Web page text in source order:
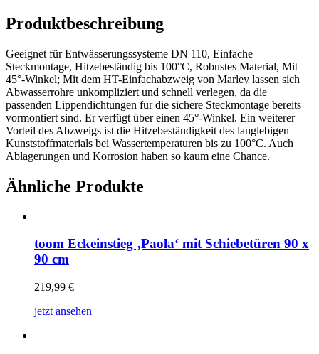
Produktbeschreibung
Geeignet für Entwässerungssysteme DN 110, Einfache
Steckmontage, Hitzebeständig bis 100°C, Robustes Material, Mit
45°-Winkel; Mit dem HT-Einfachabzweig von Marley lassen sich
Abwasserrohre unkompliziert und schnell verlegen, da die
passenden Lippendichtungen für die sichere Steckmontage bereits
vormontiert sind. Er verfügt über einen 45°-Winkel. Ein weiterer
Vorteil des Abzweigs ist die Hitzebeständigkeit des langlebigen
Kunststoffmaterials bei Wassertemperaturen bis zu 100°C. Auch
Ablagerungen und Korrosion haben so kaum eine Chance.
Ähnliche Produkte
toom Eckeinstieg ‚Paola‘ mit Schiebetüren 90 x
90 cm
219,99 €
jetzt ansehen